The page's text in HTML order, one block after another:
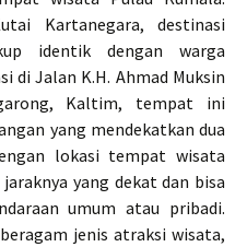
Kartanegara, destinasi
identik dengan warga
di Jalan K.H. Ahmad Muksin
Kaltim, tempat ini
yang mendekatkan dua
lokasi tempat wisata
yang dekat dan bisa
umum atau pribadi.
jenis atraksi wisata,